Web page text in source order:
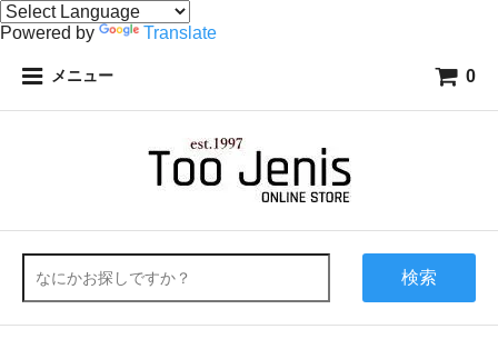
Powered by Translate
メニュー 0
検索